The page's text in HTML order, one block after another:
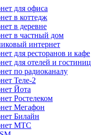
для офиса
в коттедж
в деревне
в частный дом
интернет
для ресторанов и кафе
для отелей и гостиниц
по радиоканалу
Теле-2
Йота
Ростелеком
Мегафон
Билайн
МТС